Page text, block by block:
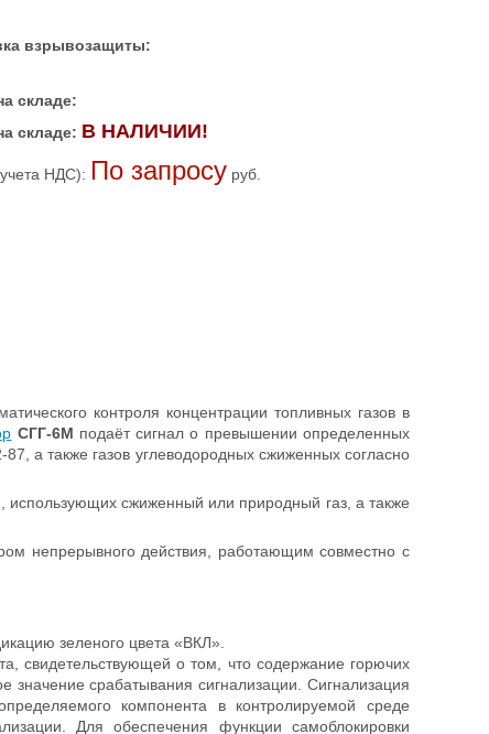
взрывозащиты:
складе:
складе: В НАЛИЧИИ!
НДС): По запросу руб.
контроля концентрации топливных газов в
СГГ-6М подаёт сигнал о превышении определенных
а также газов углеводородных сжиженных согласно
сжиженный или природный газ, а также
непрерывного действия, работающим совместно с
зеленого цвета «ВКЛ».
свидетельствующей о том, что содержание горючих
значение срабатывания сигнализации. Сигнализация
компонента в контролируемой среде
Для обеспечения функции самоблокировки